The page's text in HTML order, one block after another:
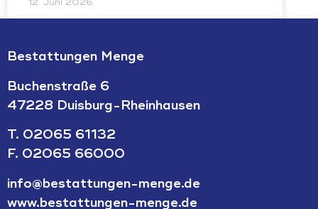
12. Juni 2026
Bestattungen Menge
Buchenstraße 6
47228 Duisburg-Rheinhausen
T. 02065 61132
F. 02065 66000
info@bestattungen-menge.de
www.bestattungen-menge.de